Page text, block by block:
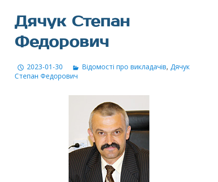
Дячук Степан
Федорович
2023-01-30 Відомості про викладачів,Дячук
Степан Федорович